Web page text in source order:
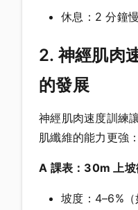
休息：2 分鐘
2. 神經肌肉
的發展
神經肌肉速度訓練
肌纖維的能力更強：
A 課表：30m 上坡
坡度：4–6%